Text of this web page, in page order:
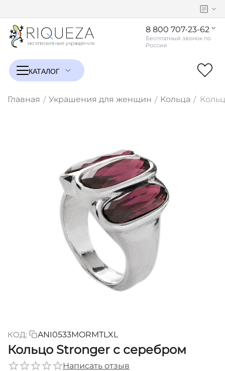
8 800 707-23-62
Главная / Украшения для женщин / Кольца /
КОД: ANI0533MORMTLXL
Кольцо Stronger с серебром
Написать отзыв